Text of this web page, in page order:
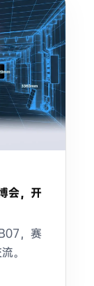
会，开
，赛
。